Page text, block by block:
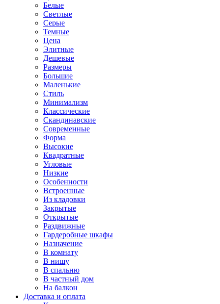
Белые
Светлые
Серые
Темные
Цена
Элитные
Дешевые
Размеры
Большие
Маленькие
Стиль
Минимализм
Классические
Скандинавские
Современные
Форма
Высокие
Квадратные
Угловые
Низкие
Особенности
Встроенные
Из кладовки
Закрытые
Открытые
Раздвижные
Гардеробные шкафы
Назначение
В комнату
В нишу
В спальню
В частный дом
На балкон
Доставка и оплата